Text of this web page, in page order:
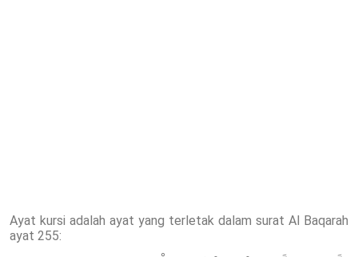
Ayat kursi adalah ayat yang terletak dalam surat Al Baqarah
ayat 255: